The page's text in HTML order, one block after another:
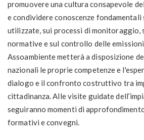
promuovere una cultura consapevole
e condividere conoscenze
utilizzate, sui processi di monitoraggio,
normative e sul controllo delle
Assoambiente metterà a disposizione
nazionali le proprie competenze e
dialogo e il confronto costruttivo tra
cittadinanza. Alle visite guidate
seguiranno momenti di
formativi e convegni.